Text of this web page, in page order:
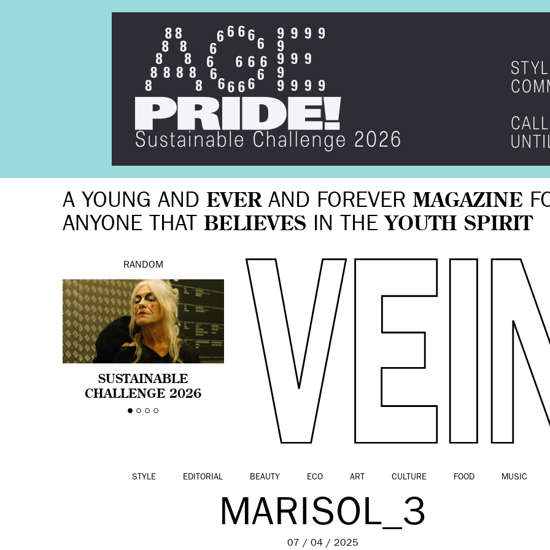
A YOUNG AND EVERAND FOREVER MAGAZINE
ANYONE THAT BELIEVES IN THE YOUTH SPIRIT
RANDOM
SUSTAINABLE
CHALLENGE 2026
CELEBRA LA
STYLE EDITORIAL BEAUTY ECO ART CULTURE FOOD MUSIC
MARISOL_3
07 / 04 / 2025